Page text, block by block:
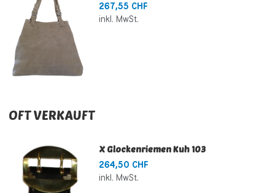
267,55 CHF
inkl. MwSt.
OFT VERKAUFT
X Glockenriemen Kuh 103
264,50 CHF
inkl. MwSt.